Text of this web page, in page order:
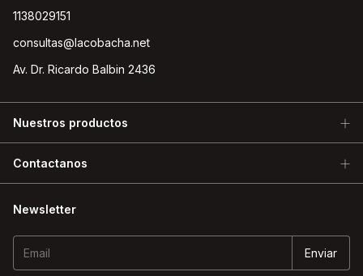
1138029151
consultas@lacobacha.net
Av. Dr. Ricardo Balbin 2436
Nuestros productos
Contactanos
Newsletter